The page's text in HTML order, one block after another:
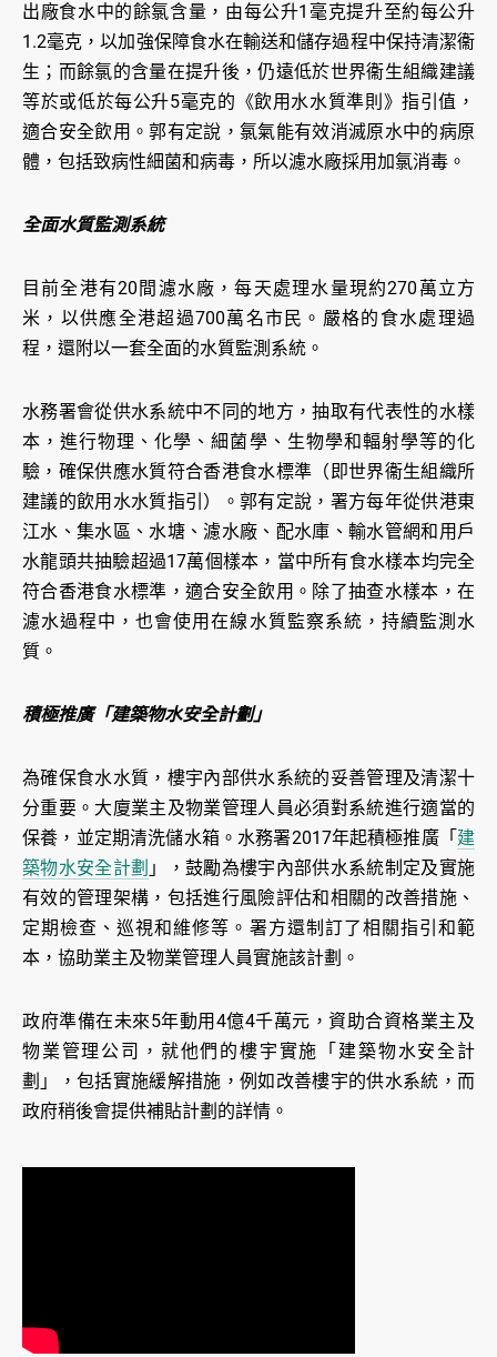
出廠食水中的餘氯含量，由每公升1毫克提升至約每公升
1.2毫克，以加強保障食水在輸送和儲存過程中保持清潔衞
生；而餘氯的含量在提升後，仍遠低於世界衞生組織建議
等於或低於每公升5毫克的《飲用水水質準則》指引值，
適合安全飲用。郭有定說，氯氣能有效消滅原水中的病原
體，包括致病性細菌和病毒，所以濾水廠採用加氯消毒。
全面水質監測系統
目前全港有20間濾水廠，每天處理水量現約270萬立方
米，以供應全港超過700萬名市民。嚴格的食水處理過
程，還附以一套全面的水質監測系統。
水務署會從供水系統中不同的地方，抽取有代表性的水樣
本，進行物理、化學、細菌學、生物學和輻射學等的化
驗，確保供應水質符合香港食水標準（即世界衞生組織所
建議的飲用水水質指引）。郭有定說，署方每年從供港東
江水、集水區、水塘、濾水廠、配水庫、輸水管網和用戶
水龍頭共抽驗超過17萬個樣本，當中所有食水樣本均完全
符合香港食水標準，適合安全飲用。除了抽查水樣本，在
濾水過程中，也會使用在線水質監察系統，持續監測水
質。
積極推廣「建築物水安全計劃」
為確保食水水質，樓宇內部供水系統的妥善管理及清潔十
分重要。大廈業主及物業管理人員必須對系統進行適當的
保養，並定期清洗儲水箱。水務署2017年起積極推廣「建
築物水安全計劃 」，鼓勵為樓宇內部供水系統制定及實施
有效的管理架構，包括進行風險評估和相關的改善措施、
定期檢查、巡視和維修等。署方還制訂了相關指引和範
本，協助業主及物業管理人員實施該計劃。
政府準備在未來5年動用4億4千萬元，資助合資格業主及
物業管理公司，就他們的樓宇實施「建築物水安全計
劃」，包括實施緩解措施，例如改善樓宇的供水系統，而
政府稍後會提供補貼計劃的詳情。